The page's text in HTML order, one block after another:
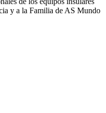
y a la Familia de AS Mundo